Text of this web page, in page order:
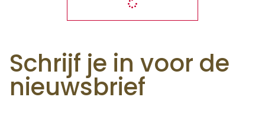
Schrijf je in voor de
nieuwsbrief